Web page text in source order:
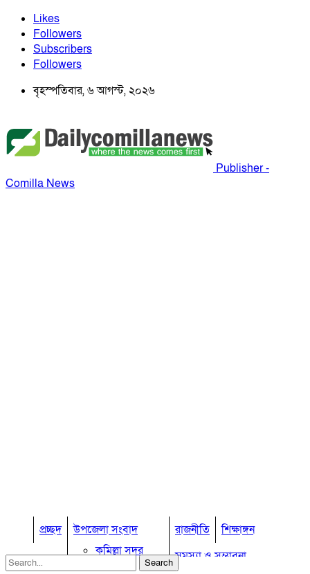
Likes
Followers
Subscribers
Followers
বৃহস্পতিবার, ৬ আগস্ট, ২০২৬
Publisher -
Comilla News
প্রচ্ছদ
উপজেলা সংবাদ
কুমিল্লা সদর
কুমিল্লা সদর দক্ষিণ
রাজনীতি
শিক্ষাঙ্গন
সমস্যা ও সম্ভাবনা